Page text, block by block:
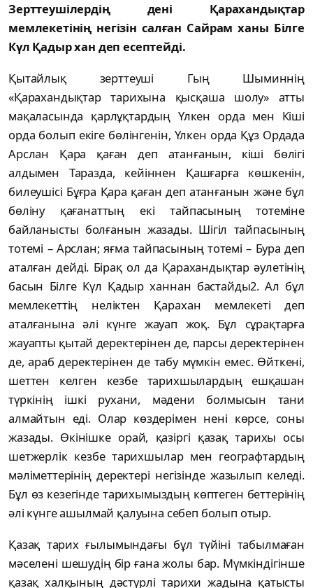
Зерттеушілердің дені Қарахандықтар
мемлекетінің негізін салған Сайрам ханы Білге
Күл Қадыр хан деп есептейді.
Қытайлық зерттеуші Гың Шыминнің
«Қарахандықтар тарихына қысқаша шолу» атты
мақаласында қарлұқтардың Үлкен орда мен Кіші
орда болып екіге бөлінгенін, Үлкен орда Құз Ордада
Арслан Қара қаған деп атанғанын, кіші бөлігі
алдымен Таразда, кейіннен Қашғарға көшкенін,
билеушісі Бұғра Қара қаған деп атанғанын және бұл
бөліну қағанаттың екі тайпасының тотеміне
байланысты болғанын жазады. Шігіл тайпасының
тотемі – Арслан; яғма тайпасының тотемі – Бура деп
аталған дейді. Бірақ ол да Қарахандықтар әулетінің
басын Білге Күл Қадыр ханнан бастайды2. Ал бұл
мемлекеттің неліктен Қарахан мемлекеті деп
аталғанына әлі күнге жауап жоқ. Бұл сұрақтарға
жауапты қытай деректерінен де, парсы деректерінен
де, араб деректерінен де табу мүмкін емес. Өйткені,
шеттен келген кезбе тарихшылардың ешқашан
түркінің ішкі рухани, мәдени болмысын тани
алмайтын еді. Олар көздерімен нені көрсе, соны
жазады. Өкінішке орай, қазіргі қазақ тарихы осы
шетжерлік кезбе тарихшылар мен географтардың
мәліметтерінің деректері негізінде жазылып келеді.
Бұл өз кезегінде тарихымыздың көптеген беттерінің
әлі күнге ашылмай қалуына себеп болып отыр.
Қазақ тарих ғылымындағы бұл түйіні табылмаған
мәселені шешудің бір ғана жолы бар. Мүмкіндігінше
қазақ халқының дәстүрлі тарихи жадына қатысты